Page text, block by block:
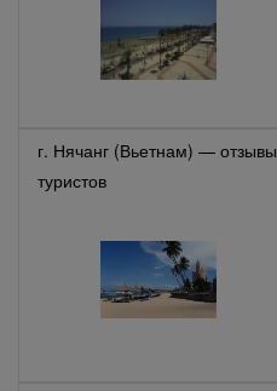
г. Нячанг (Вьетнам) — отзывы
туристов